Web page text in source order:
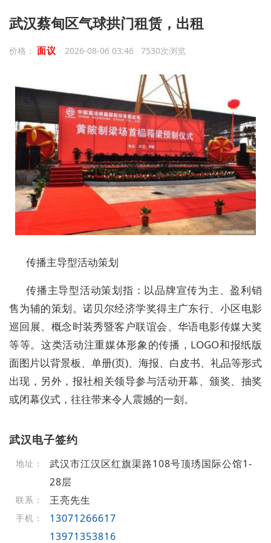
武汉蔡甸区气球拱门租赁，出租
价格： 面议 2026-08-06 03:46 7530次浏览
传播主导型活动策划
传播主导型活动策划指：以品牌宣传为主、盈利销
售为辅的策划。诺贝尔经济学奖得主广东行、小区电影
巡回展、概念时装秀暨客户联谊会、华语电影传媒大奖
等等。这类活动注重媒体形象的传播，LOGO和报纸版
面图片以背景板、单册(页)、海报、白皮书、礼品等形式
出现，另外，报社相关领导参与活动开幕、颁奖、抽奖
或闭幕仪式，往往带来令人震撼的一刻。
武汉电子签约
地址：
武汉市江汉区红旗渠路108号顶琇国际公馆1-
28层
联系： 王亮先生
手机：
13071266617
13971353816